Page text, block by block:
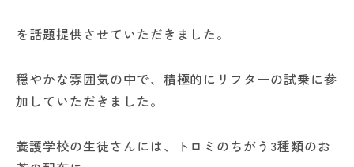
を話題提供させていただきました。
穏やかな雰囲気の中で、積極的にリフターの試乗に参
加していただきました。
養護学校の生徒さんには、トロミのちがう3種類のお